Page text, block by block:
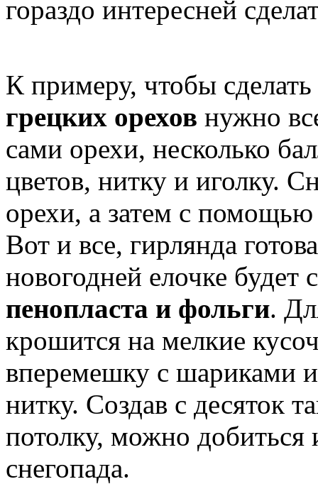
гораздо интересней
К примеру, чтобы сделать
грецких орехов нужно
сами орехи, несколько
цветов, нитку и иголку.
орехи, а затем с помощью
Вот и все, гирлянда
новогодней елочке будет
пенопласта и фольги.
крошится на мелкие
вперемешку с шариками
нитку. Создав с десяток
потолку, можно добиться
снегопада.